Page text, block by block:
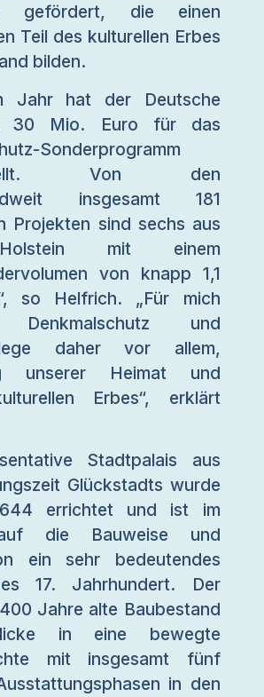
gefördert, die einen
Teil des kulturellen Erbes
bilden.
Jahr hat der Deutsche
30 Mio. Euro für das
Sonderprogramm
Von den
insgesamt 181
Projekten sind sechs aus
Holstein mit einem
von knapp 1,1
so Helfrich. „Für mich
Denkmalschutz und
daher vor allem,
unserer Heimat und
Erbes“, erklärt
Stadtpalais aus
Glückstadts wurde
errichtet und ist im
die Bauweise und
ein sehr bedeutendes
17. Jahrhundert. Der
Jahre alte Baubestand
in eine bewegte
mit insgesamt fünf
in den